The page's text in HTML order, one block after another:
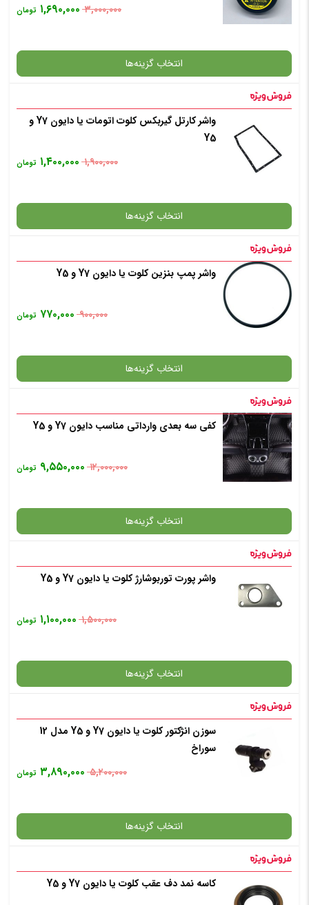
✧ چت با پشتیبان واتس آپ
۳,۰۰۰,۰۰۰ ۱,۶۹۰,۰۰۰ تومان
انتخاب گزینه‌ها
✧ چت با پشتیبان واتس آپ
واشر کارتل گیربکس کلوت اتومات یا دایون Y7 و
Y5
۱,۹۰۰,۰۰۰ ۱,۴۰۰,۰۰۰ تومان
انتخاب گزینه‌ها
گارانتی
✧ چت با پشتیبان واتس آپ
واشر پمپ بنزین کلوت یا دایون Y7 و Y5
۹۰۰,۰۰۰ ۷۷۰,۰۰۰ تومان
انتخاب گزینه‌ها
گارانتی
✧ چت با پشتیبان واتس آپ
کفی سه بعدی وارداتی مناسب دایون Y7 و Y5
۱۲,۰۰۰,۰۰۰ ۹,۵۵۰,۰۰۰ تومان
انتخاب گزینه‌ها
گارانتی
✧ چت با پشتیبان واتس آپ
واشر پورت توربوشارژ کلوت یا دایون Y7 و Y5
۱,۵۰۰,۰۰۰ ۱,۱۰۰,۰۰۰ تومان
انتخاب گزینه‌ها
✧ چت با پشتیبان واتس آپ
سوزن انژکتور کلوت یا دایون Y7 و Y5 مدل 12
سوراخ
۵,۲۰۰,۰۰۰ ۳,۸۹۰,۰۰۰ تومان
انتخاب گزینه‌ها
گارانتی کاسه نمد دف عقب کلوت یا دایون Y7 و Y5